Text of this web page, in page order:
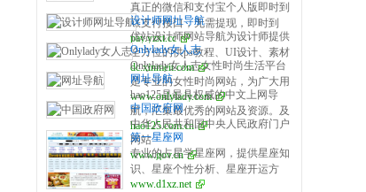
真正的微信和支付宝个人版即时到
账支付接口，无需提现，即时到
账，100%资金安全，彩虹系统合
作服务商，无需手续费，无需人工
操作，是个人收款的最佳解决方
案。
pay.yzxt.cc
设计师网址导航
优站设计师网站导航为设计师提供
全方位的供ps教程、UI设计、素材
下载、高清图库、配色方案、用户
体验、网页设计等全方位设计师网
站导航指引。每周更新及时，同时
是优站网（YOUZHAN.CO）旗下
最实用、最专业、最全面、最好用
的设计师网址导航！
dc.xinmeit.com
Onlylady女人志
Onlylady女人志女性时尚生活平台
是专业的女性时尚网站，为广大用
户提供专业的时尚潮流、美容方
法、流行趋势、服饰时装资讯，打
造专业时尚、美容、生活、达人、
互动平台。
www.onlylady.com
网址导航
hao125是最具权威的中文上网导
航，汇集最优秀的网站及资源。及
时收录影视、音乐、小说、游戏等
分类的网址和内容，让您的网络生
活更简单精彩。上网，从hao125开
始。
hao125.com.cn
中国政府网
中华人民共和国中央人民政府门户
网站
www.gov.cn
第一星座网
专业的占星学星座网，提供星座知
识、星座个性分析、星座开运方
法、星座运势、配对、查询以及心
www.d1xz.net